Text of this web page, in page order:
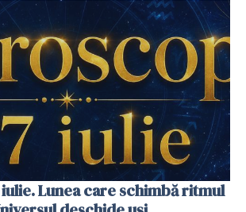
Lunea care schimbă ritmul